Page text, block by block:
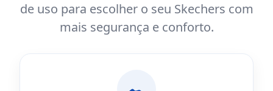
de uso para escolher o seu Skechers com
mais segurança e conforto.